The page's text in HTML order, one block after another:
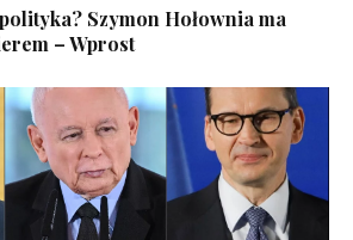
Szymon Hołownia ma
– Wprost